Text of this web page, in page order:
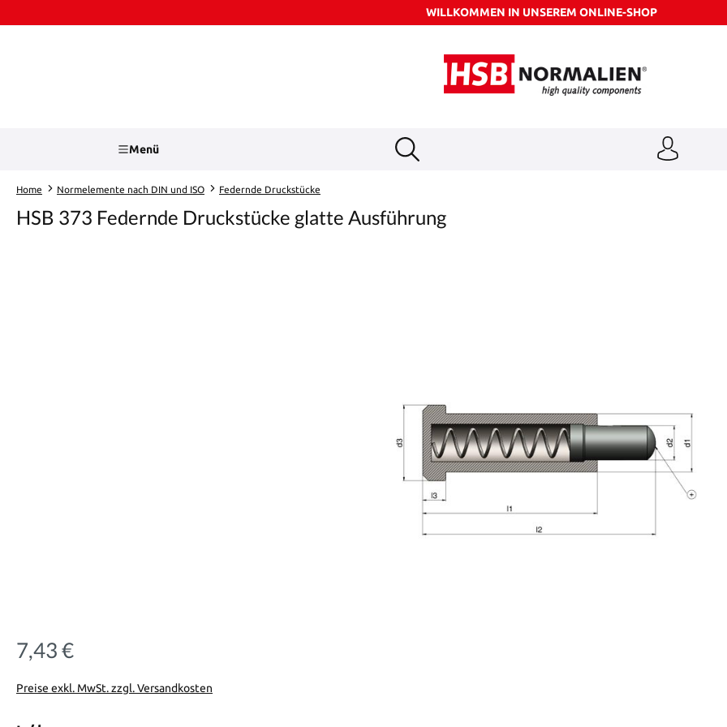
WILLKOMMEN IN UNSEREM ONLINE-SHOP
Menü
Home Normelemente nach DIN und ISO Federnde Druckstücke
HSB 373 Federnde Druckstücke glatte Ausführung
Regulärer Preis:
7,43 €
Preise exkl. MwSt. zzgl. Versandkosten